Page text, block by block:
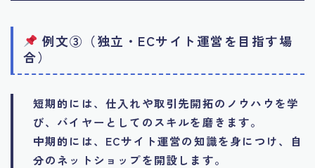
例文③（独立・ECサイト運営を目指す場
合）
短期的には、仕入れや取引先開拓のノウハウを学
び、バイヤーとしてのスキルを磨きます。
中期的には、ECサイト運営の知識を身につけ、自
分のネットショップを開設します。